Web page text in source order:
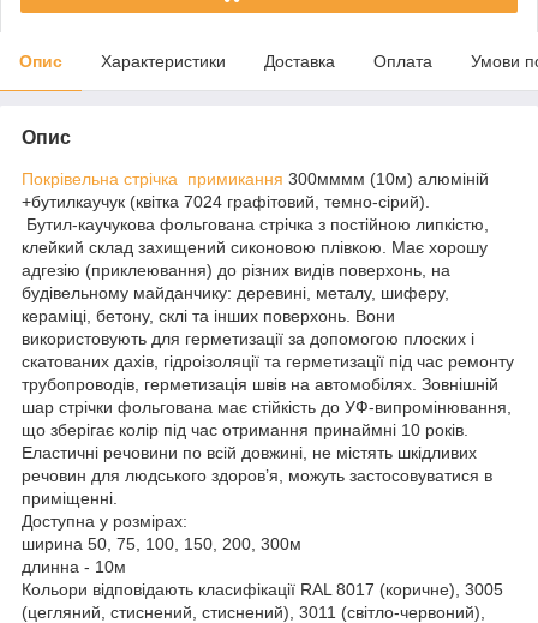
Опис Характеристики Доставка Оплата Умови
Опис
Покрівельна стрічка примикання 300мммм (10м) алюміній
+бутилкаучук (квітка 7024 графітовий, темно-сірий).
Бутил-каучукова фольгована стрічка з постійною липкістю,
клейкий склад захищений сиконовою плівкою. Має хорошу
адгезію (приклеювання) до різних видів поверхонь, на
будівельному майданчику: деревині, металу, шиферу,
кераміці, бетону, склі та інших поверхонь. Вони
використовують для герметизації за допомогою плоских і
скатованих дахів, гідроізоляції та герметизації під час ремонту
трубопроводів, герметизація швів на автомобілях. Зовнішній
шар стрічки фольгована має стійкість до УФ-випромінювання,
що зберігає колір під час отримання принаймні 10 років.
Еластичні речовини по всій довжині, не містять шкідливих
речовин для людського здоров’я, можуть застосовуватися в
приміщенні.
Доступна у розмірах:
ширина 50, 75, 100, 150, 200, 300м
длинна - 10м
Кольори відповідають класифікації RAL 8017 (коричне), 3005
(цегляний, стиснений, стиснений), 3011 (світло-червоний),